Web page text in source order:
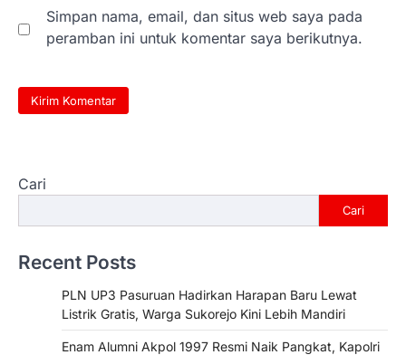
Simpan nama, email, dan situs web saya pada
peramban ini untuk komentar saya berikutnya.
Cari
Cari
Recent Posts
PLN UP3 Pasuruan Hadirkan Harapan Baru Lewat
Listrik Gratis, Warga Sukorejo Kini Lebih Mandiri
Enam Alumni Akpol 1997 Resmi Naik Pangkat, Kapolri